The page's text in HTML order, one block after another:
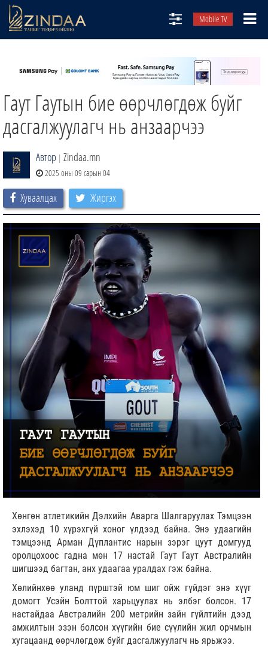
Mobile TV
ТВ8
ӨГЛӨӨНИЙ СОНИН
АУДИО ЗОХИОЛ
ЗИНДАА СЭТГҮҮЛ
Гаут Гаутын бие өөрчлөгдөж буйг
дасгалжуулагч нь анзаарчээ
Автор | Zindaa.mn
2025 оны 09 сарын 04
Хуваалцах Жиргэх
Хөнгөн атлетикийн Дэлхийн Аварга Шалгаруулах Тэмцээн
эхлэхэд 10 хүрэхгүй хоног үлдээд байна. Энэ удаагийн
тэмцээнд Арман Дүплантис нарын зэрэг цуут домгууд
оролцохоос гадна мөн 17 настай Гаут Гаут Австралийн
шигшээд багтан, анх удаагаа уралдах гэж байна.
Хөлийнхөө уланд пүрштэй юм шиг ойж гүйдэг энэ хүүг
домогт Усэйн Болттой харьцуулах нь элбэг болсон. 17
настайдаа Австралийн 200 метрийн зайн гүйлтийн дээд
амжилтын эзэн болсон хүүгийн бие сүүлийн жил орчмын
хугацаанд өөрчлөгдөж буйг дасгалжуулагч нь ярьжээ.